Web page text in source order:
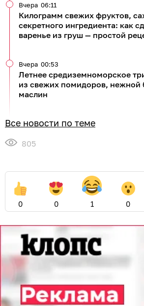
Килограмм свежих фруктов,
секретного ингредиента: как
варенье из груш — простой
Вчера 06:11
Летнее средиземноморское
из свежих помидоров, нежной
маслин
Вчера 00:53
Все новости по теме
805
0 0 1 0